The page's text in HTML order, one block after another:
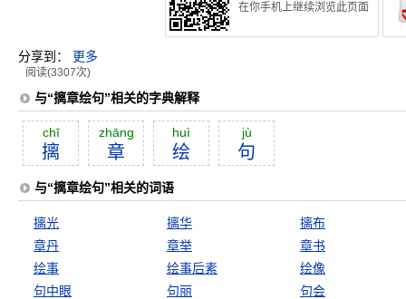
在你手机上继续浏览此页面
分享到： 更多
阅读(3307次)
与“摛章绘句”相关的字典解释
chī
摛
zhāng
章
huì
绘
jù
句
与“摛章绘句”相关的词语
摛光 摛华
摛布
章丹
章举
章书
绘事
绘事后素
绘像
句中眼
句丽 句会